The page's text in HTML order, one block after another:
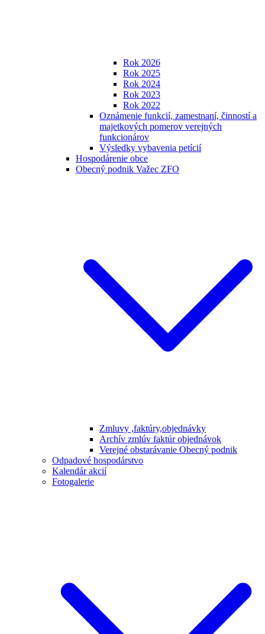
Rok 2026
Rok 2025
Rok 2024
Rok 2023
Rok 2022
Oznámenie funkcií, zamestnaní, činností a
majetkových pomerov verejných
funkcionárov
Výsledky vybavenia petícií
Hospodárenie obce
Obecný podnik Važec ZFO
Zmluvy ,faktúry,objednávky
Archív zmlúv faktúr objednávok
Verejné obstarávanie Obecný podnik
Odpadové hospodárstvo
Kalendár akcií
Fotogalerie